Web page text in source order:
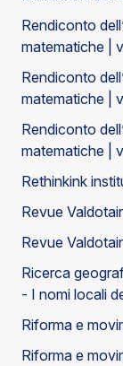
Rendiconto
matematiche |
Rendiconto
matematiche |
Rendiconto
matematiche |
Rethinkink
Revue
Revue
Ricerca
- I nomi locali
Riforma e
Riforma e